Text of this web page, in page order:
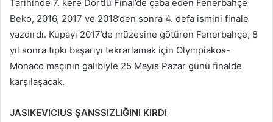
Tarihinde 7. kere Dörtlü Final’de çaba eden Fenerbahçe
Beko, 2016, 2017 ve 2018’den sonra 4. defa ismini finale
yazdırdı. Kupayı 2017’de müzesine götüren Fenerbahçe, 8
yıl sonra tıpkı başarıyı tekrarlamak için Olympiakos-
Monaco maçının galibiyle 25 Mayıs Pazar günü finalde
karşılaşacak.
JASIKEVICIUS ŞANSSIZLIĞINI KIRDI